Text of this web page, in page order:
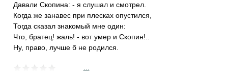
Давали Скопина: - я слушал и смотрел.
Когда же занавес при плесках опустился,
Тогда сказал знакомый мне один:
Что, братец! жаль! - вот умер и Скопин!..
Ну, право, лучше б не родился.